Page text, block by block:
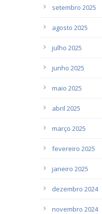
setembro 2025
agosto 2025
julho 2025
junho 2025
maio 2025
abril 2025
março 2025
fevereiro 2025
janeiro 2025
dezembro 2024
novembro 2024